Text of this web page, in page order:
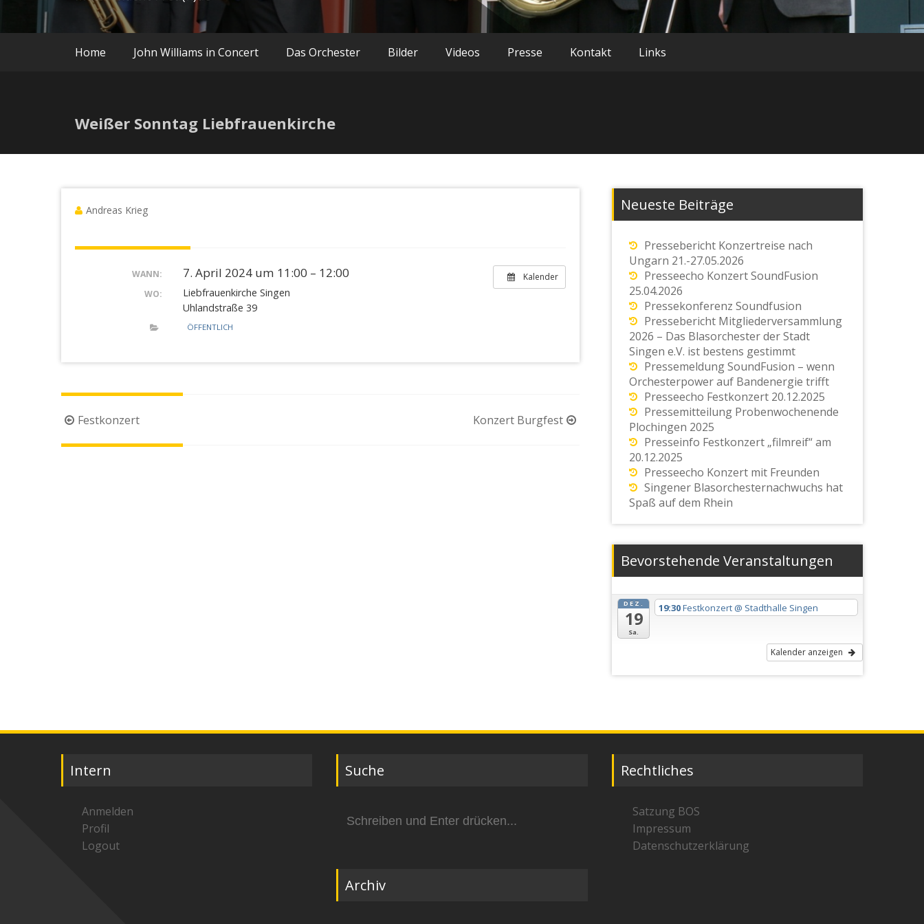
Home John Williams in Concert Das Orchester Bilder Videos Presse Kontakt Links
Weißer Sonntag Liebfrauenkirche
Andreas Krieg
Kalender
WANN: 7. April 2024 um 11:00 – 12:00
WO:
Liebfrauenkirche Singen
Uhlandstraße 39
ÖFFENTLICH
Beitragsnavigation
Festkonzert Konzert Burgfest
Neueste Beiträge
Pressebericht Konzertreise nach
Ungarn 21.-27.05.2026
Presseecho Konzert SoundFusion
25.04.2026
Pressekonferenz Soundfusion
Pressebericht Mitgliederversammlung
2026 – Das Blasorchester der Stadt
Singen e.V. ist bestens gestimmt
Pressemeldung SoundFusion – wenn
Orchesterpower auf Bandenergie trifft
Presseecho Festkonzert 20.12.2025
Pressemitteilung Probenwochenende
Plochingen 2025
Presseinfo Festkonzert „filmreif“ am
20.12.2025
Presseecho Konzert mit Freunden
Singener Blasorchesternachwuchs hat
Spaß auf dem Rhein
Bevorstehende Veranstaltungen
DEZ.
19
Sa.
19:30Festkonzert @ Stadthalle Singen
Kalender anzeigen
Intern
Anmelden
Profil
Logout
Suche
nach:
Archiv
Rechtliches
Satzung BOS
Impressum
Datenschutzerklärung